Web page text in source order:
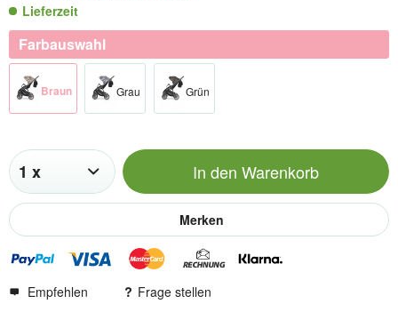
Lieferzeit
Farbauswahl
Braun Grau Grün
In den Warenkorb
Merken
Empfehlen Frage stellen